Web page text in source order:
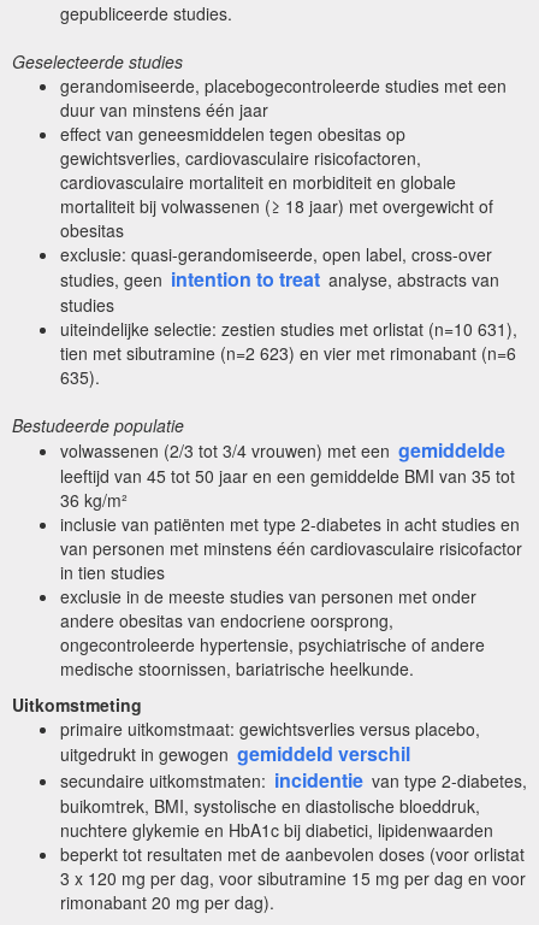
gepubliceerde studies.
Geselecteerde studies
gerandomiseerde, placebogecontroleerde studies met een
duur van minstens één jaar
effect van geneesmiddelen tegen obesitas op
gewichtsverlies, cardiovasculaire risicofactoren,
cardiovasculaire mortaliteit en morbiditeit en globale
mortaliteit bij volwassenen (≥ 18 jaar) met overgewicht of
obesitas
exclusie: quasi-gerandomiseerde, open label, cross-over
studies, geen intention to treat analyse, abstracts van
studies
uiteindelijke selectie: zestien studies met orlistat (n=10 631),
tien met sibutramine (n=2 623) en vier met rimonabant (n=6
635).
Bestudeerde populatie
volwassenen (2/3 tot 3/4 vrouwen) met een gemiddelde
leeftijd van 45 tot 50 jaar en een gemiddelde BMI van 35 tot
36 kg/m²
inclusie van patiënten met type 2-diabetes in acht studies en
van personen met minstens één cardiovasculaire risicofactor
in tien studies
exclusie in de meeste studies van personen met onder
andere obesitas van endocriene oorsprong,
ongecontroleerde hypertensie, psychiatrische of andere
medische stoornissen, bariatrische heelkunde.
Uitkomstmeting
primaire uitkomstmaat: gewichtsverlies versus placebo,
uitgedrukt in gewogen gemiddeld verschil
secundaire uitkomstmaten: incidentie van type 2-diabetes,
buikomtrek, BMI, systolische en diastolische bloeddruk,
nuchtere glykemie en HbA1c bij diabetici, lipidenwaarden
beperkt tot resultaten met de aanbevolen doses (voor orlistat
3 x 120 mg per dag, voor sibutramine 15 mg per dag en voor
rimonabant 20 mg per dag).